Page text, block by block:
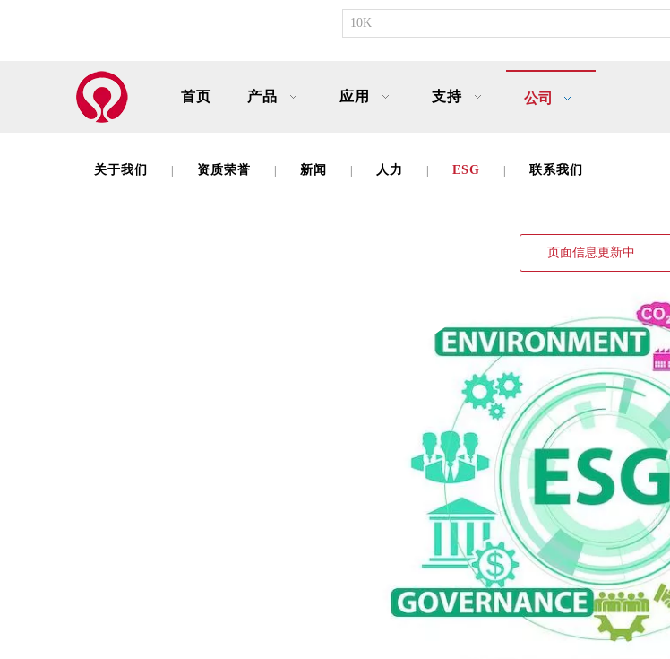
首页 产品 应用 支持 公司
关于我们 资质荣誉 新闻 人力 ESG 联系我们
页面信息更新中......